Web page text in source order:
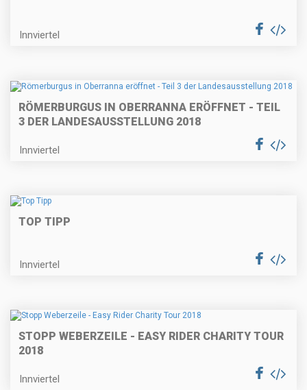
Innviertel
RÖMERBURGUS IN OBERRANNA ERÖFFNET - TEIL
3 DER LANDESAUSSTELLUNG 2018
Innviertel
TOP TIPP
Innviertel
STOPP WEBERZEILE - EASY RIDER CHARITY TOUR
2018
Innviertel